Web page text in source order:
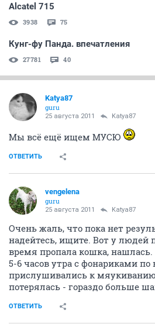
Alcatel 715
3938 75
Кунг-фу Панда. впечатления
27781 40
Katya87
guru
25 августа 2011 Katya87
Мы всё ещё ищем МУСЮ
ОТВЕТИТЬ
vengelena
guru
25 августа 2011 Katya87
Очень жаль, что пока нет
надейтесь, ищите. Вот у людей
время пропала кошка,
5-6 часов утра с фонариками
прислушивались к
потерялась - гораздо больше
ОТВЕТИТЬ